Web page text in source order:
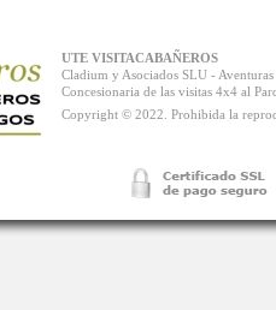
UTE VISITACABAÑEROS
Cladium y Asociados SLU -
Concesionaria de las visitas 4x4 al
Copyright © 2022. Prohibida la